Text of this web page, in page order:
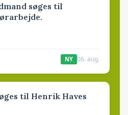
søges til
NY 06. aug.
til Henrik Haves